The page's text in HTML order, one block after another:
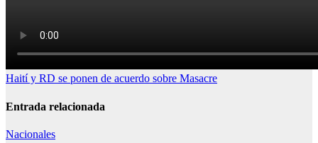
Navegación
de
Haití y RD se ponen de acuerdo sobre Masacre
Entrada relacionada
Nacionales